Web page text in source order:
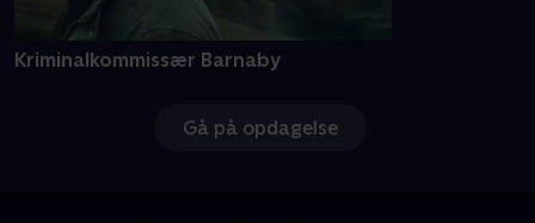
Kriminalkommissær Barnaby
Gå på opdagelse